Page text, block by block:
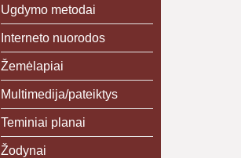
Ugdymo metodai
Interneto nuorodos
Žemėlapiai
Multimedija/pateiktys
Teminiai planai
Žodynai